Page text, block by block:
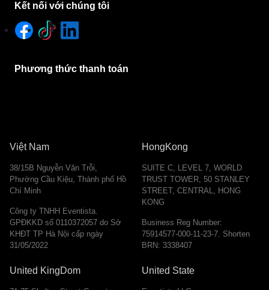
Kết nối với chúng tôi
Phương thức thanh toán
Việt Nam
38/15B Nguyễn Văn Trỗi,
Phường Cầu Kiệu, Thành phố Hồ
Chí Minh
Công ty TNHH Eventista.
GPĐKKD số 0110372057 do Sở
KHĐT TP Hà Nội cấp ngày
31/05/2022
HongKong
SUITE C, LEVEL 7, WORLD
TRUST TOWER, 50 STANLEY
STREET, CENTRAL, HONG
KONG
Business Reg Number:
75914577-000-11-23-7. Shorten
BRN: 3338407
United KingDom United State